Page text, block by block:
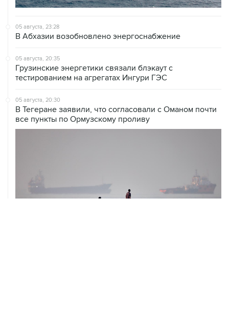
05 августа, 23:28
В Абхазии возобновлено энергоснабжение
05 августа, 20:35
Грузинские энергетики связали блэкаут с
тестированием на агрегатах Ингури ГЭС
05 августа, 20:30
В Тегеране заявили, что согласовали с Оманом почти
все пункты по Ормузскому проливу